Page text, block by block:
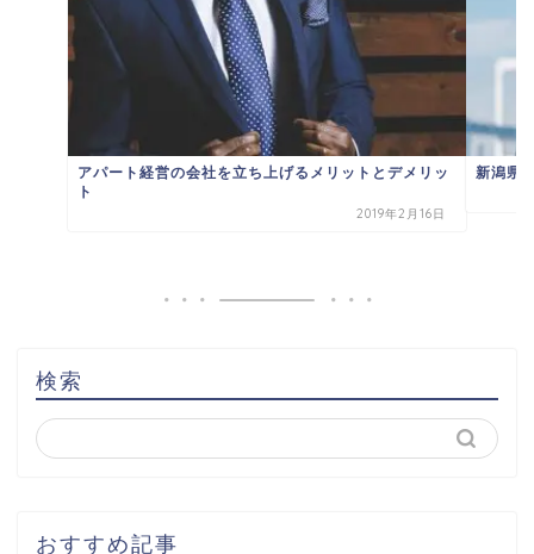
アパート経営の会社を立ち上げるメリットとデメリッ
ト
2019年2月16日
新潟県
検索
おすすめ記事